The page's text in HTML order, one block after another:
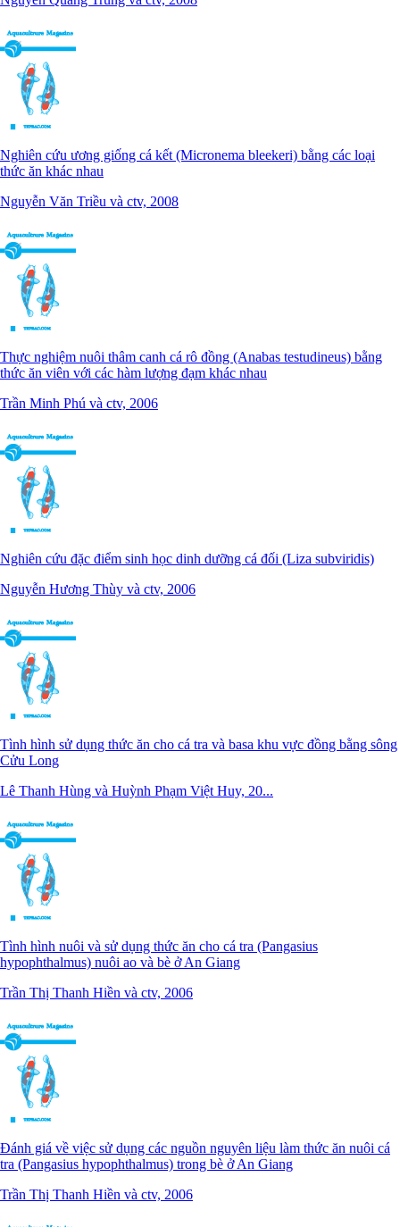
Nghiên cứu ương giống cá kết (Micronema bleekeri) bằng các loại
thức ăn khác nhau
Nguyễn Văn Triều và ctv, 2008
Thực nghiệm nuôi thâm canh cá rô đồng (Anabas testudineus) bằng
thức ăn viên với các hàm lượng đạm khác nhau
Trần Minh Phú và ctv, 2006
Nghiên cứu đặc điểm sinh học dinh dưỡng cá đối (Liza subviridis)
Nguyễn Hương Thùy và ctv, 2006
Tình hình sử dụng thức ăn cho cá tra và basa khu vực đồng bằng sông
Cửu Long
Lê Thanh Hùng và Huỳnh Phạm Việt Huy, 20...
Tình hình nuôi và sử dụng thức ăn cho cá tra (Pangasius
hypophthalmus) nuôi ao và bè ở An Giang
Trần Thị Thanh Hiền và ctv, 2006
Đánh giá về việc sử dụng các nguồn nguyên liệu làm thức ăn nuôi cá
tra (Pangasius hypophthalmus) trong bè ở An Giang
Trần Thị Thanh Hiền và ctv, 2006